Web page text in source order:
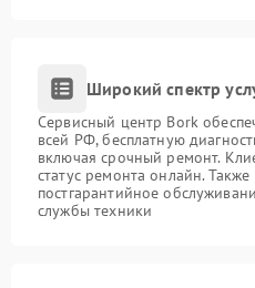
Широкий спектр
Сервисный центр Bork
всей РФ, бесплатную
включая срочный ремонт.
статус ремонта онлайн. Также
постгарантийное
службы техники